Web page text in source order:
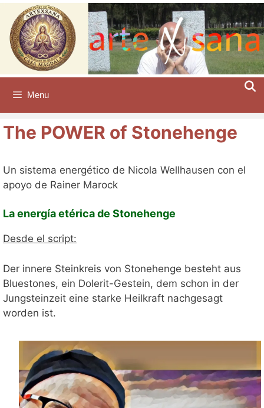
Saltar
contenido
Menu
The POWER of Stonehenge
Un sistema energético de Nicola Wellhausen con el
apoyo de Rainer Marock
La energía etérica de Stonehenge
Desde el script:
Der innere Steinkreis von Stonehenge besteht aus
Bluestones, ein Dolerit-Gestein, dem schon in der
Jungsteinzeit eine starke Heilkraft nachgesagt
worden ist.